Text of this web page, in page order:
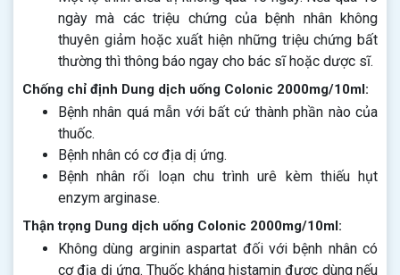
ngày mà các triệu chứng của bệnh nhân không
thuyên giảm hoặc xuất hiện những triệu chứng bất
thường thì thông báo ngay cho bác sĩ hoặc dược sĩ.
Chống chỉ định Dung dịch uống Colonic 2000mg/10ml:
Bệnh nhân quá mẫn với bất cứ thành phần nào của
thuốc.
Bệnh nhân có cơ địa dị ứng.
Bệnh nhân rối loạn chu trình urê kèm thiếu hụt
enzym arginase.
Thận trọng Dung dịch uống Colonic 2000mg/10ml:
Không dùng arginin aspartat đối với bệnh nhân có
cơ địa dị ứng. Thuốc kháng histamin được dùng nếu